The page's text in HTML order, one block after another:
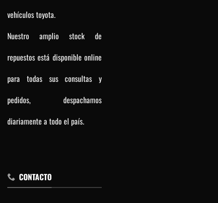
vehículos toyota.
Nuestro amplio stock de
repuestos está disponible online
para todas sus consultas y
pedidos, despachamos
diariamente a todo el país.
CONTACTO